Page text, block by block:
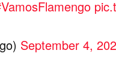
September 4,